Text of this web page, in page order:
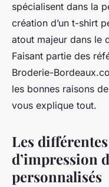
spécialisent dans la
création d’un t-shirt
atout majeur dans le
Faisant partie des
Broderie-
les bonnes raisons
vous explique tout.
Les
d’impression
personnalisés